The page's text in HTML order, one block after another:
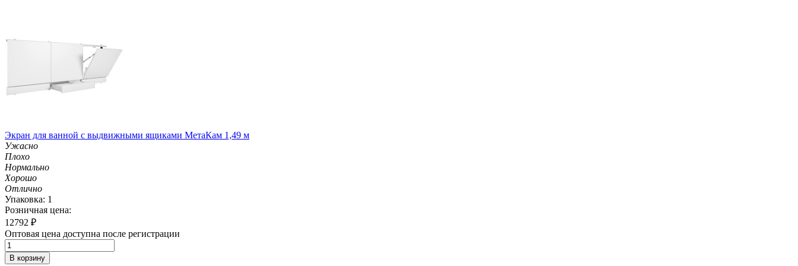
Экран для ванной с выдвижными ящиками МетаКам 1,49 м
Ужасно
Плохо
Нормально
Хорошо
Отлично
Упаковка: 1
Розничная цена:
12792 ₽
Оптовая цена доступна после регистрации
В корзину